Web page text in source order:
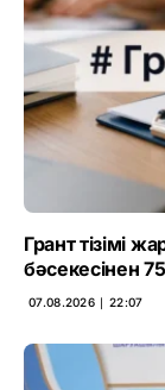
Грант тізімі
бәсекесінен
07.08.2026 ∣ 22:07